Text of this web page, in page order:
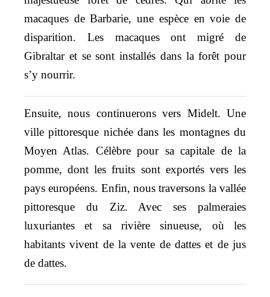
macaques de Barbarie, une espèce en voie de
disparition. Les macaques ont migré de
Gibraltar et se sont installés dans la forêt pour
s’y nourrir.
Ensuite, nous continuerons vers Midelt. Une
ville pittoresque nichée dans les montagnes du
Moyen Atlas. Célèbre pour sa capitale de la
pomme, dont les fruits sont exportés vers les
pays européens. Enfin, nous traversons la vallée
pittoresque du Ziz. Avec ses palmeraies
luxuriantes et sa rivière sinueuse, où les
habitants vivent de la vente de dattes et de jus
de dattes.